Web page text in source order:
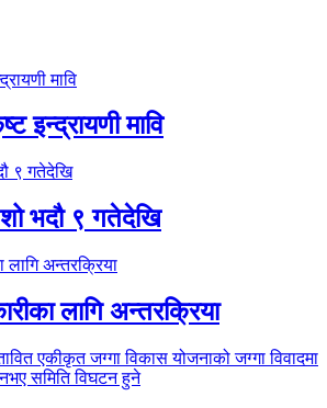
इन्द्रायणी मावि
भदौ ९ गतेदेखि
लागि अन्तरक्रिया